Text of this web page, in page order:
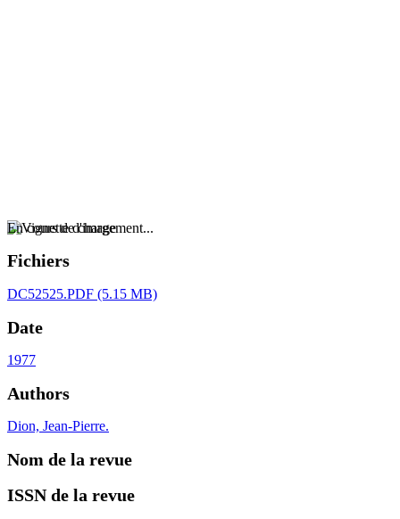
En cours de chargement...
Fichiers
DC52525.PDF (5.15 MB)
Date
1977
Authors
Dion, Jean-Pierre.
Nom de la revue
ISSN de la revue